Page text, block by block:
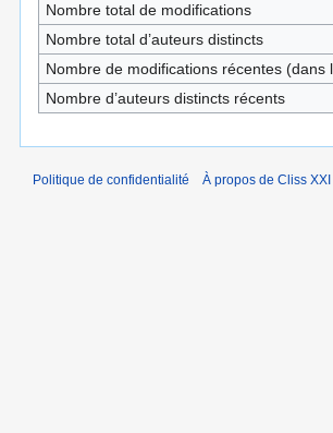
Nombre total de modifications
Nombre total d’auteurs distincts
Nombre de modifications récentes (dans
Nombre d’auteurs distincts récents
Politique de confidentialité À propos de Cliss XXI